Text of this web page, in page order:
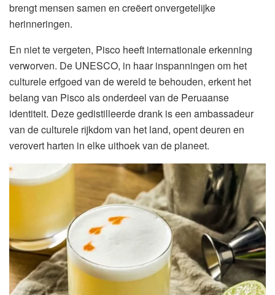
brengt mensen samen en creëert onvergetelijke
herinneringen.
En niet te vergeten, Pisco heeft internationale erkenning
verworven. De UNESCO, in haar inspanningen om het
culturele erfgoed van de wereld te behouden, erkent het
belang van Pisco als onderdeel van de Peruaanse
identiteit. Deze gedistilleerde drank is een ambassadeur
van de culturele rijkdom van het land, opent deuren en
verovert harten in elke uithoek van de planeet.